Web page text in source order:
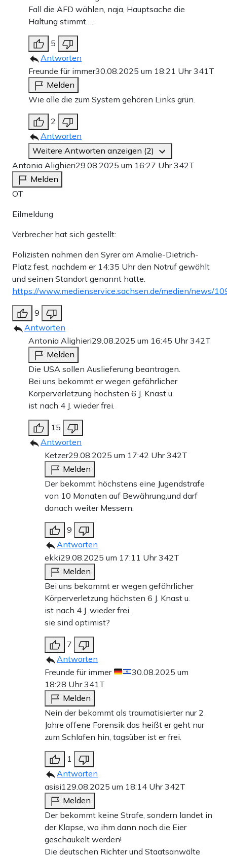
Fall die AFD wählen, naja, Hauptsache die
Haltung stimmt…..
5
Antworten
Freunde für immer30.08.2025 um 18:21 Uhr341T
Melden
Wie alle die zum System gehören Links grün.
2
Antworten
Weitere Antworten anzeigen (2)
Antonia Alighieri29.08.2025 um 16:27 Uhr342T
Melden
OT
Eilmeldung
Verbrecher hat sich gestellt:
Polizisten nahmen den Syrer am Amalie-Dietrich-
Platz fest, nachdem er 14:35 Uhr den Notruf gewählt
und seinen Standort genannt hatte.
https://www.medienservice.sachsen.de/medien/news/
9
Antworten
Antonia Alighieri29.08.2025 um 16:45 Uhr342T
Melden
Die USA sollen Auslieferung beantragen.
Bei uns bekommt er wegen gefährlicher
Körperverletzung höchsten 6 J. Knast u.
ist nach 4 J. wieder frei.
15
Antworten
Ketzer29.08.2025 um 17:42 Uhr342T
Melden
Der bekommt höchstens eine Jugendstrafe
von 10 Monaten auf Bewährung,und darf
danach weiter Messern.
9
Antworten
ekki29.08.2025 um 17:11 Uhr342T
Melden
Bei uns bekommt er wegen gefährlicher
Körperverletzung höchsten 6 J. Knast u.
ist nach 4 J. wieder frei.
sie sind optimist?
7
Antworten
Freunde für immer
30.08.2025 um
18:28 Uhr341T
Melden
Nein der bekommt als traumatisierter nur 2
Jahre offene Forensik das heißt er geht nur
zum Schlafen hin, tagsüber ist er frei.
1
Antworten
asisi129.08.2025 um 18:14 Uhr342T
Melden
Der bekommt keine Strafe, sondern landet in
der Klapse, wo ihm dann noch die Eier
geschaukelt werden!
Die deutschen Richter und Staatsanwälte